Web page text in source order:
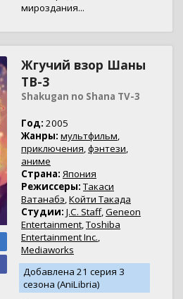
мироздания...
Жгучий взор Шаны
ТВ-3
Shakugan no Shana TV-3
Год: 2005
Жанры: мультфильм,
приключения,фэнтези,
аниме
Страна: Япония
Режиссеры: Такаси
Ватанабэ,Койти Такада
Студии: J.C. Staff,Geneon
Entertainment,Toshiba
Entertainment Inc.,
Mediaworks
Добавлена 21 серия 3
сезона (AniLibria)